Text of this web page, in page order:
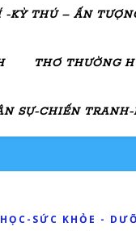
KỲ THÚ – ẤN
THƠ THƯỜNG
SỰ-CHIẾN
SỨC KHỎE -